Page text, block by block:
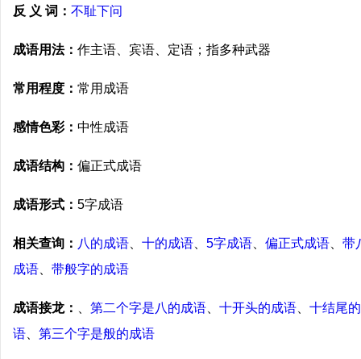
反 义 词： 不耻下问
成语用法： 作主语、宾语、定语；指多种武器
常用程度： 常用成语
感情色彩： 中性成语
成语结构： 偏正式成语
成语形式： 5字成语
相关查询： 八的成语 十的成语 5字成语 偏正式成语
带
成语
带般字的成语
成语接龙： 第二个字是八的成语 十开头的成语
十结尾
语
第三个字是般的成语